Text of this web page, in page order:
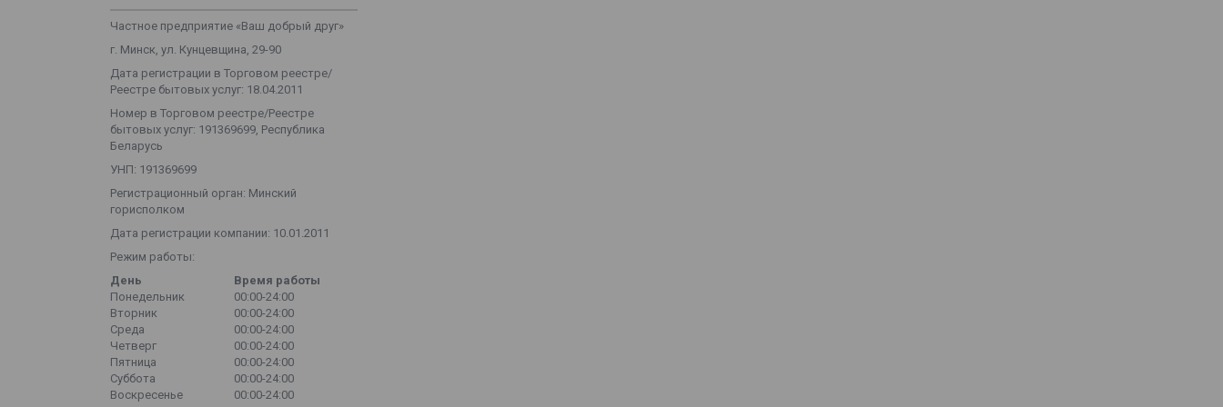
Частное предприятие «Ваш добрый друг»
г. Минск, ул. Кунцевщина, 29-90
Дата регистрации в Торговом реестре/
Реестре бытовых услуг: 18.04.2011
Номер в Торговом реестре/Реестре
бытовых услуг: 191369699, Республика
Беларусь
УНП: 191369699
Регистрационный орган: Минский
горисполком
Дата регистрации компании: 10.01.2011
Режим работы:
День
Время работы
Понедельник
00:00-24:00
Вторник
00:00-24:00
Среда
00:00-24:00
Четверг
00:00-24:00
Пятница
00:00-24:00
Суббота
00:00-24:00
Воскресенье
00:00-24:00